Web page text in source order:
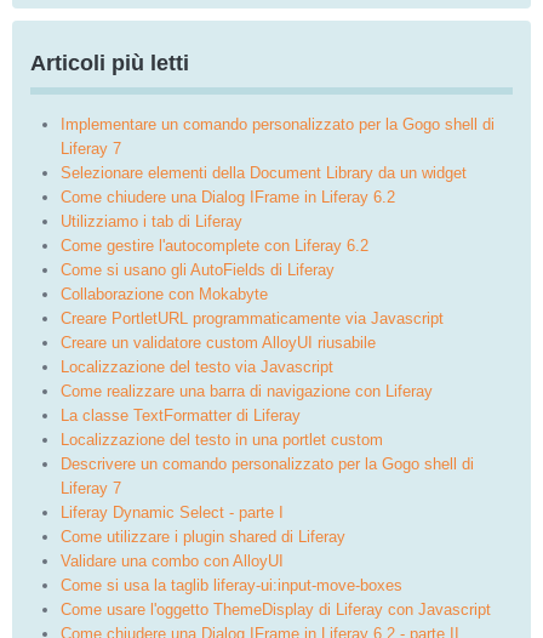
Articoli più letti
Implementare un comando personalizzato per la Gogo shell di
Liferay 7
Selezionare elementi della Document Library da un widget
Come chiudere una Dialog IFrame in Liferay 6.2
Utilizziamo i tab di Liferay
Come gestire l'autocomplete con Liferay 6.2
Come si usano gli AutoFields di Liferay
Collaborazione con Mokabyte
Creare PortletURL programmaticamente via Javascript
Creare un validatore custom AlloyUI riusabile
Localizzazione del testo via Javascript
Come realizzare una barra di navigazione con Liferay
La classe TextFormatter di Liferay
Localizzazione del testo in una portlet custom
Descrivere un comando personalizzato per la Gogo shell di
Liferay 7
Liferay Dynamic Select - parte I
Come utilizzare i plugin shared di Liferay
Validare una combo con AlloyUI
Come si usa la taglib liferay-ui:input-move-boxes
Come usare l'oggetto ThemeDisplay di Liferay con Javascript
Come chiudere una Dialog IFrame in Liferay 6.2 - parte II